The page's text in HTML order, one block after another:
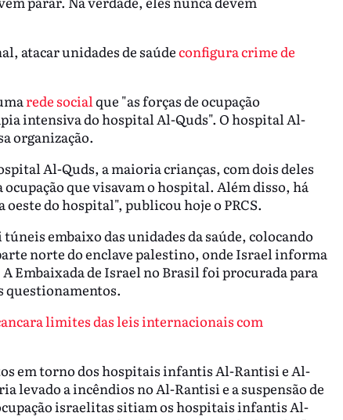
atacar unidades de saúdeconfigura crime de
rede socialque "as forças de ocupação
intensiva do hospital Al-Quds". O hospital Al-
organização.
Al-Quds, a maioria crianças, com dois deles
que visavam o hospital. Além disso, há
do hospital", publicou hoje o PRCS.
embaixo das unidades da saúde, colocando
norte do enclave palestino, onde Israel informa
Embaixada de Israel no Brasil foi procurada para
questionamentos.
limites das leis internacionais com
em torno dos hospitais infantis Al-Rantisi e Al-
levado a incêndios no Al-Rantisi e a suspensão de
israelitas sitiam os hospitais infantis Al-